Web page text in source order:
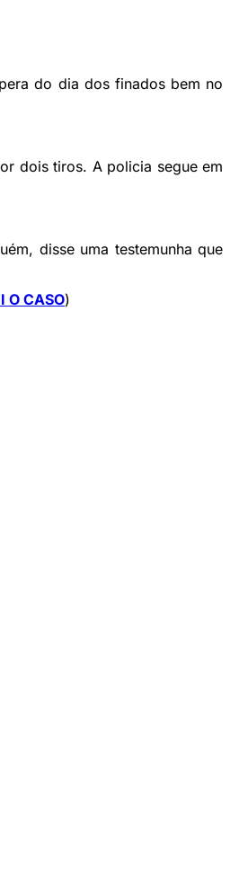
do dia dos finados bem no
dois tiros. A policia segue em
disse uma testemunha que
O CASO)